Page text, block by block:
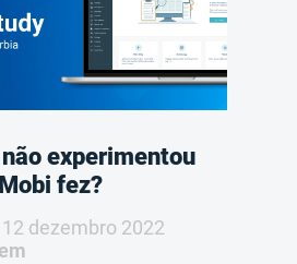
experimentou
fez?
dezembro 2022